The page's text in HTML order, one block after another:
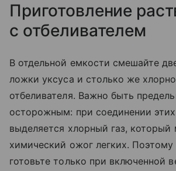
Приготовление
с отбеливателем
В отдельной емкости смешайте
ложки уксуса и столько же
отбеливателя. Важно быть
осторожным: при соединении
выделяется хлорный газ, который
химический ожог легких. Поэтому
готовьте только при включенной